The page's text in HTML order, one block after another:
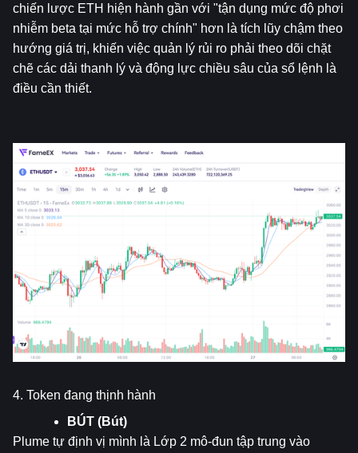
chiến lược ETH hiện hành gần với "tận dụng mức độ phơi
nhiễm beta tại mức hỗ trợ chính" hơn là tích lũy chậm theo
hướng giá trị, khiến việc quản lý rủi ro phải theo dõi chặt
chẽ các dải thanh lý và động lực chiều sâu của sổ lệnh là
điều cần thiết.
4. Token đang thịnh hành
BÚT (Bút)
Plume tự định vị mình là Lớp 2 mô-đun tập trung vào